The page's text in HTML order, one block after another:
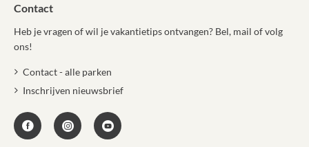
Contact
Heb je vragen of wil je vakantietips ontvangen? Bel, mail of volg
ons!
Contact - alle parken
Inschrijven nieuwsbrief